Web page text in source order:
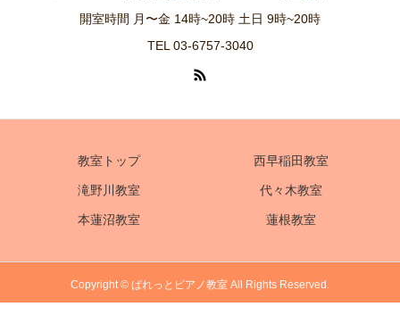
開室時間 月〜金 14時~20時 土日 9時~20時
TEL 03-6757-3040
教室トップ 西早稲田教室
滝野川教室 代々木教室
本蓮沼教室 蓮根教室
Copyright © ぱれっとピアノ教室 All Rights Reserved.
電話 体験レッスンお申込み アクセス